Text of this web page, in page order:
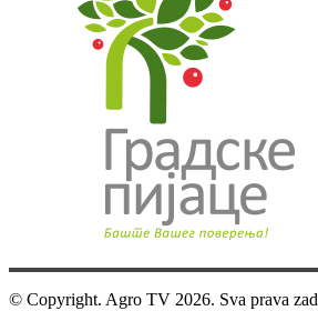
© Copyright. Agro TV 2026. Sva prava